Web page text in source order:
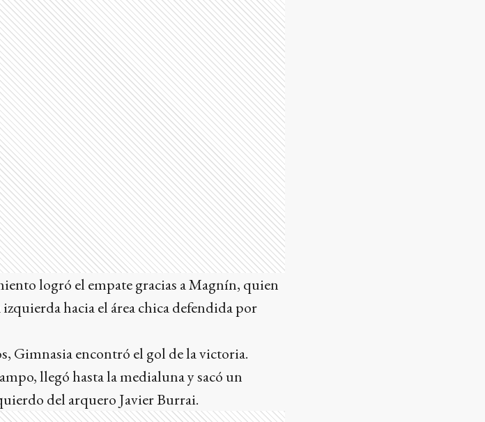
logró el empate gracias a Magnín, quien
hacia el área chica defendida por
Gimnasia encontró el gol de la victoria.
llegó hasta la medialuna y sacó un
del arquero Javier Burrai.